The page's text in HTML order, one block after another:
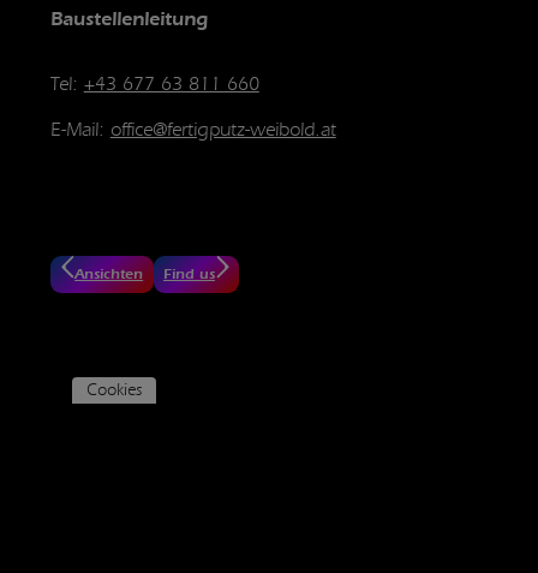
Baustellenleitung
Tel: +43 677 63 811 660
E-Mail: office@fertigputz-weibold.at
Ansichten Find us
Cookies